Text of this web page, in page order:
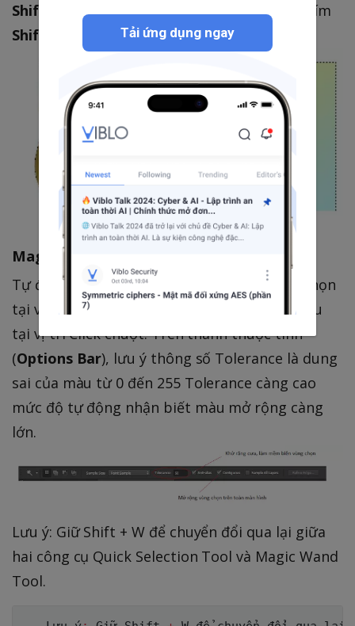
Shift + [
để làm mềm nét cọ Nhấn tổ hợp phím
Shift + ]
để làm sắc nét cọ
Magic Wand Tool (Công cụ đũa thần):
Tự động chọn vùng chọn và mở rộng vùng chọn
tại vùng hình ảnh lân cận có màu gần với màu
tại vị trí Click chuột. Trên thanh thuộc tính
(Options Bar), lưu ý thông số Tolerance là dung
sai của màu từ 0 đến 255 Tolerance càng cao
mức độ tự động nhận biết màu mở rộng càng
lớn.
Lưu ý: Giữ Shift + W để chuyển đổi qua lại giữa
hai công cụ Quick Selection Tool và Magic Wand
Tool.
Tải ứng dụng ngay